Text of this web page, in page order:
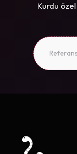
Kurdu